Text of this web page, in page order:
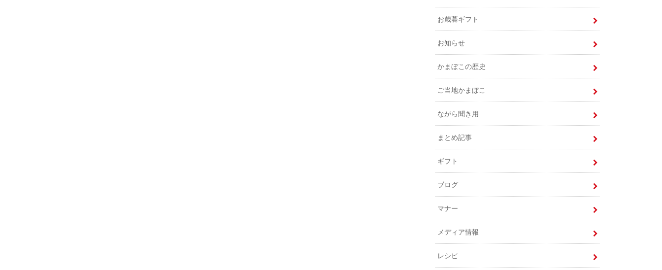
お歳暮ギフト
お知らせ
かまぼこの歴史
ご当地かまぼこ
ながら聞き用
まとめ記事
ギフト
ブログ
マナー
メディア情報
レシピ